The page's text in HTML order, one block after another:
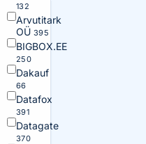
132
Arvutitark
OÜ 395
BIGBOX.EE
250
Dakauf
66
Datafox
391
Datagate
370